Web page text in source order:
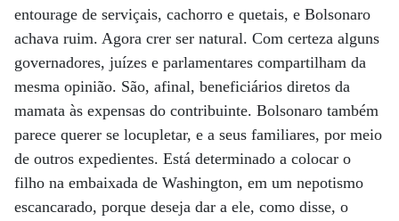
entourage de serviçais, cachorro e quetais, e Bolsonaro
achava ruim. Agora crer ser natural. Com certeza alguns
governadores, juízes e parlamentares compartilham da
mesma opinião. São, afinal, beneficiários diretos da
mamata às expensas do contribuinte. Bolsonaro também
parece querer se locupletar, e a seus familiares, por meio
de outros expedientes. Está determinado a colocar o
filho na embaixada de Washington, em um nepotismo
escancarado, porque deseja dar a ele, como disse, o